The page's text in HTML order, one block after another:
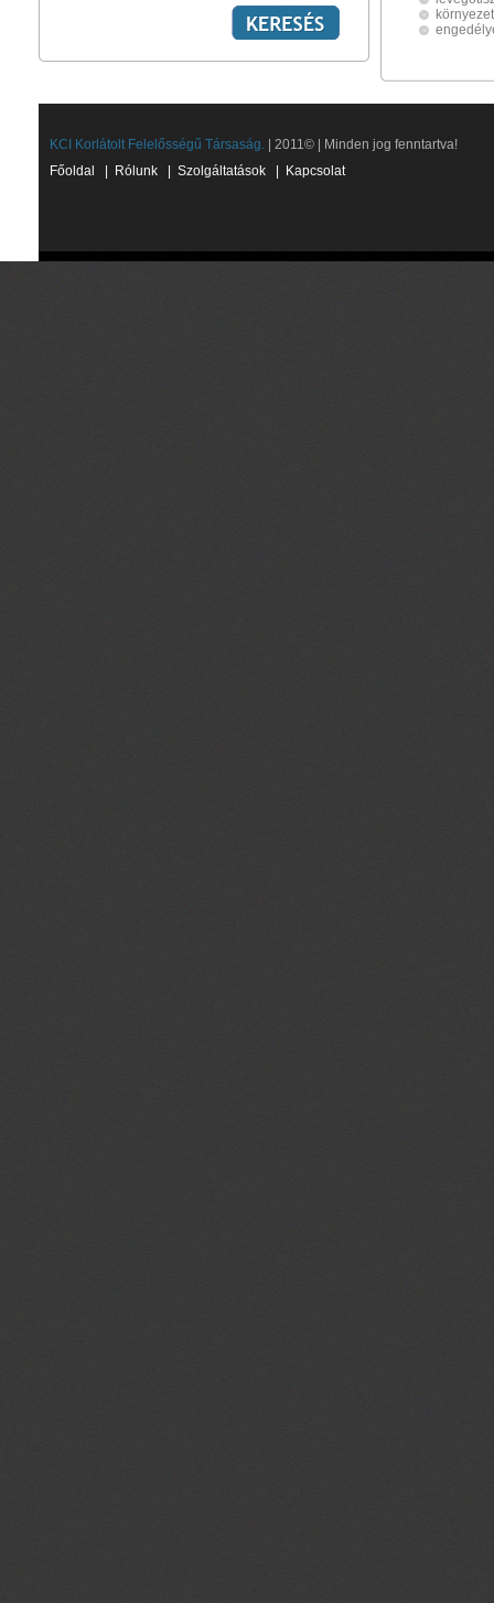
KCI Korlátolt Felelősségű Társaság. | 2011© | Minden jog fenntartva!
Főoldal
Rólunk Szolgáltatások Kapcsolat